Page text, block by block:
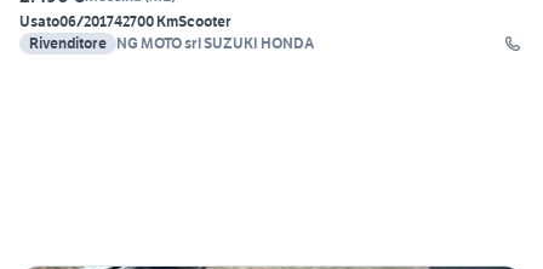
Usato06/201742700 KmScooter
Rivenditore NG MOTO srl SUZUKI HONDA